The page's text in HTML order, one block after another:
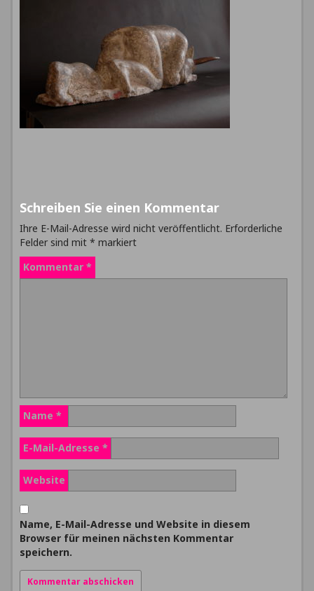
Schreiben Sie einen Kommentar
Ihre E-Mail-Adresse wird nicht veröffentlicht. Erforderliche
Felder sind mit * markiert
Kommentar *
Name *
E-Mail-Adresse *
Website
Name, E-Mail-Adresse und Website in diesem
Browser für meinen nächsten Kommentar
speichern.